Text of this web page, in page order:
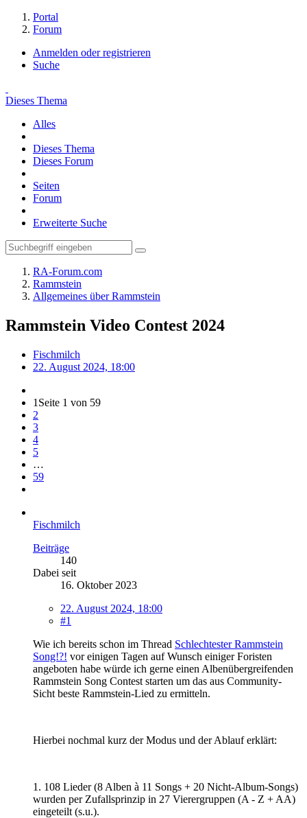
Portal
Forum
Anmelden oder registrieren
Suche
Dieses Thema
Alles
Dieses Thema
Dieses Forum
Seiten
Forum
Erweiterte Suche
RA-Forum.com
Rammstein
Allgemeines über Rammstein
Rammstein Video Contest 2024
Fischmilch
22. August 2024, 18:00
1 Seite 1 von 59
2
3
4
5
…
59
Fischmilch
Beiträge
140
Dabei seit
16. Oktober 2023
22. August 2024, 18:00
#1
Wie ich bereits schon im Thread Schlechtester Rammstein
Song!?! vor einigen Tagen auf Wunsch einiger Foristen
angeboten habe würde ich gerne einen Albenübergreifenden
Rammstein Song Contest starten um das aus Community-
Sicht beste Rammstein-Lied zu ermitteln.
Hierbei nochmal kurz der Modus und der Ablauf erklärt:
1. 108 Lieder (8 Alben à 11 Songs + 20 Nicht-Album-Songs)
wurden per Zufallsprinzip in 27 Vierergruppen (A - Z + AA)
eingeteilt (s.u.).